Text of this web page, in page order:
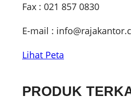
Fax : 021 857 0830
E-mail :
Lihat Peta
PRODUK